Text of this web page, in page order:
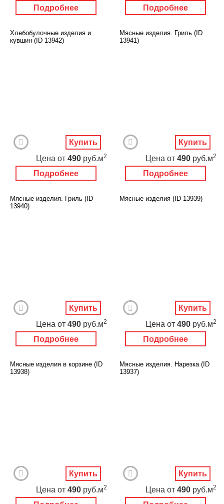
Подробнее Подробнее
Хлебобулочные изделия и
кувшин (ID 13942)
Подробнее
Цена от 490 руб.м2
Купить
Мясные изделия. Гриль (ID
13941)
Подробнее
Цена от 490 руб.м2
Купить
Мясные изделия. Гриль (ID
13940)
Подробнее
Цена от 490 руб.м2
Купить
Мясные изделия (ID 13939)
Подробнее
Цена от 490 руб.м2
Купить
Мясные изделия в корзине (ID
13938)
Цена от 490 руб.м2
Купить
Мясные изделия. Нарезка (ID
13937)
Цена от 490 руб.м2
Купить